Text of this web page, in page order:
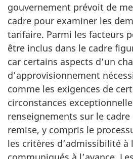
gouvernement prévoit de
cadre pour examiner les
tarifaire. Parmi les facteurs
être inclus dans le cadre
car certains aspects d’un
d’approvisionnement
comme les exigences de
circonstances
renseignements sur le
remise, y compris le
les critères d’admissibilité à